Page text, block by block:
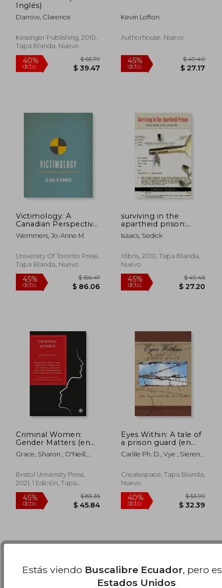
40%
dcto. $ 63.47
45%
dcto.
Inglés)
Darrow, Clarence
Kessinger Publishing, 2010,
Tapa Blanda, Nuevo
$ 39.47
Kevin Lofton
Authorhouse, Nuevo
$
Victimology: A
Canadian Perspective
(en Inglés)
Wemmers, Jo-Anne M.
University Of Toronto Press,
Tapa Blanda, Nuevo
surviving in the
apartheid prison:
robben island: flash
backs of an earlier life
Isaacs, Sedick
Xlibris, 2010, Tapa Blanda,
Nuevo
Criminal Women:
Gender Matters (en
Inglés)
Grace, Sharon ; O'Neill,
Bristol University Press,
2021, 1 Edición, Tapa
Blanda, Nuevo
Eyes Within: A tale of
a prison guard (en
Inglés)
Carlile Ph. D., Vye ; Sieren,
Createspace, Tapa Blanda,
Nuevo
Estás viendo Buscalibre Ecuador, pero
Estados Unidos